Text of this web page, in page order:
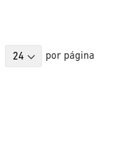
por página